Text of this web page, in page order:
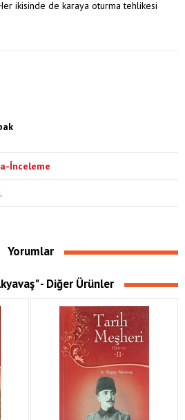
ikisinde de karaya oturma tehlikesi
İnceleme
Yorumlar
- Diğer Ürünler